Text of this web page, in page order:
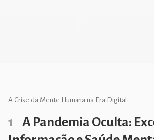
A Crise da Mente Humana na Era Digital
1
A Pandemia Oculta: